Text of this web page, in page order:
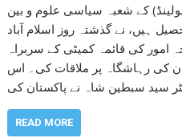
کے شعبہ سیاسی علوم و بین
ہیں، نے گذشتہ روز اسلام آباد
کی قائمہ کمیٹی کے سربراہ
کی رہاشگاہ پر ملاقات کی۔ اس
READ MORE